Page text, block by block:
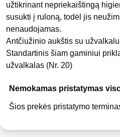
užtikrinant nepriekaištingą
susukti į ruloną, todėl jis
nenaudojamas.
Antčiužinio aukštis su
Standartinis šiam gaminiui
užvalkalas (Nr. 20)
Nemokamas pristatymas
Šios prekės pristatymo